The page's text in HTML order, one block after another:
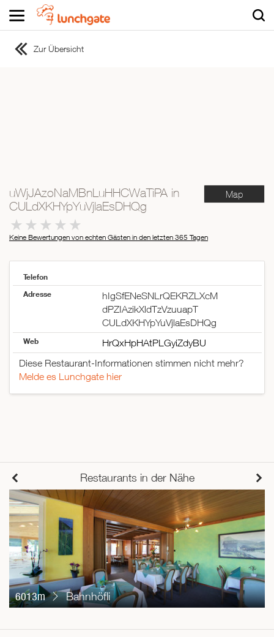
ZUR STARTSEITE
Mexikanisch
Zur Übersicht
Map
uWjJAzoNaMBnLuHHCWaTiPA in
CULdXKHYpYuVjlaEsDHQg
Keine Bewertungen von echten Gästen in den letzten 365 Tagen
Telefon
Adresse
hIgSfENeSNLrQEKRZLXcM
dPZIAzikXldTzVzuuapT
CULdXKHYpYuVjlaEsDHQg
Web
HrQxHpHAtPLGyiZdyBU
Diese Restaurant-Informationen stimmen nicht mehr?
Melde es Lunchgate hier
Restaurants in der Nähe
6013m Bahnhöfli